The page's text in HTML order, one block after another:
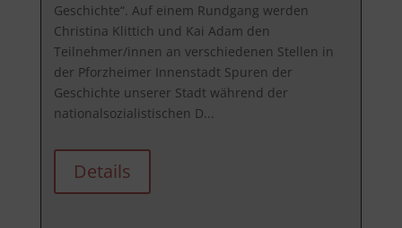
Geschichte“. Auf einem Rundgang werden
Christina Klittich und Kai Adam den
Teilnehmer/innen an verschiedenen Stellen in
der Pforzheimer Innenstadt Spuren der
Geschichte unserer Stadt während der
nationalsozialistischen D...
Details